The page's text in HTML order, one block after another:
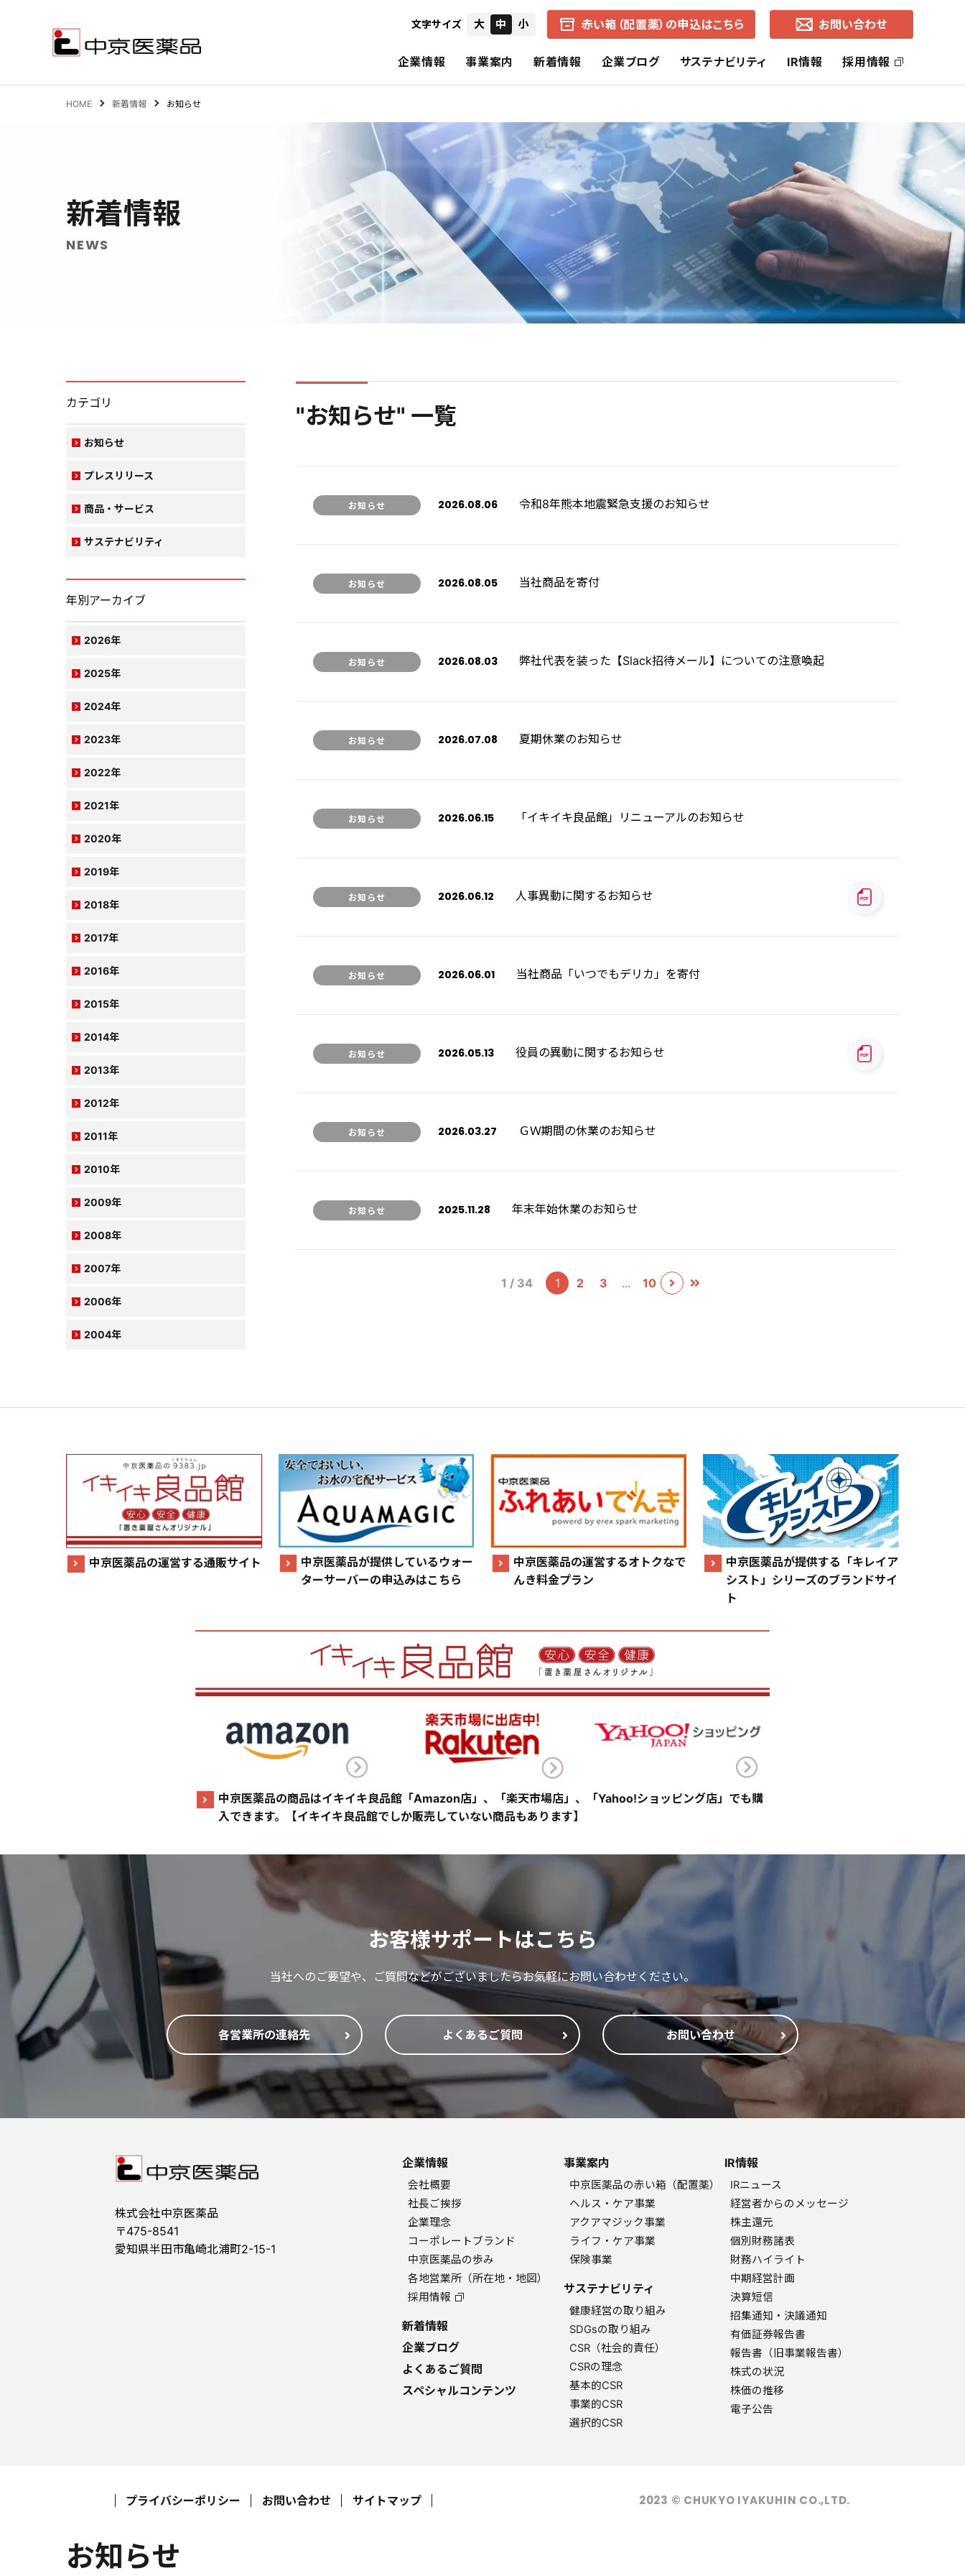
文字サイズ 大 中 小 赤い箱（配置薬）の申込はこちら お問い合わせ
企業情報
企業情報
会社概要 社長ご挨拶
企業理念 コーポレートブランド
中京医薬品の歩み 各地営業所（所在地・地図）
スペシャルコンテンツ よくあるご質問
公式SNS一覧
事業案内
中京医薬品の赤い箱（配置薬） ヘルス・ケア事業
アクアマジック事業 ライフ・ケア事業
保険事業
新着情報 企業ブログ サステナビリティ
健康経営の取り組み SDGsの取り組み
CSR（社会的責任）
CSRの理念 基本的CSR 事業的CSR 選択的CSR
IR情報
IR情報
IRニュース 経営者からのメッセージ 株主還元
個別財務諸表 財務ハイライト 中期経営計画
決算短信 招集通知・決議通知 有価証券報告書
報告書（旧事業報告書） 株式の状況 株価の推移
電子公告
採用情報
HOME 新着情報 お知らせ
新着情報
NEWS
"お知らせ" 一覧
お知らせ 2026.08.06 令和8年熊本地震緊急支援のお知らせ
お知らせ 2026.08.05 当社商品を寄付
お知らせ 2026.08.03 弊社代表を装った【Slack招待メール】についての注意喚起
お知らせ 2026.07.08 夏期休業のお知らせ
お知らせ 2026.06.15 「イキイキ良品館」リニューアルのお知らせ
お知らせ 2026.06.12 人事異動に関するお知らせ
お知らせ 2026.06.01 当社商品「いつでもデリカ」を寄付
お知らせ 2026.05.13 役員の異動に関するお知らせ
お知らせ 2026.03.27 ＧＷ期間の休業のお知らせ
お知らせ 2025.11.28 年末年始休業のお知らせ
1 / 34 1 2 3 10
カテゴリ
お知らせ
プレスリリース
商品・サービス
サステナビリティ
年別アーカイブ
2026年
2025年
2024年
2023年
2022年
2021年
2020年
2019年
2018年
2017年
2016年
2015年
2014年
2013年
2012年
2011年
2010年
2009年
2008年
2007年
2006年
2004年
中京医薬品の運営する通販サイト
中京医薬品が提供しているウォー
ターサーバーの申込みはこちら
中京医薬品の運営するオトクなで
んき料金プラン
中京医薬品が提供する「キレイア
シスト」シリーズのブランドサイ
ト
中京医薬品の商品はイキイキ良品館「Amazon店」、「楽天市場店」、「Yahoo!ショッピング店」でも購
入できます。【イキイキ良品館でしか販売していない商品もあります】
お客様サポートはこちら
当社へのご要望や、ご質問などがございましたらお気軽にお問い合わせください。
各営業所の連絡先 よくあるご質問 お問い合わせ
株式会社中京医薬品
〒475-8541
愛知県半田市亀崎北浦町2-15-1
企業情報
会社概要
社長ご挨拶
企業理念
コーポレートブランド
中京医薬品の歩み
各地営業所（所在地・地図）
採用情報
新着情報
企業ブログ
よくあるご質問
スペシャルコンテンツ
事業案内
中京医薬品の赤い箱（配置薬）
ヘルス・ケア事業
アクアマジック事業
ライフ・ケア事業
保険事業
サステナビリティ
健康経営の取り組み
SDGsの取り組み
CSR（社会的責任）
CSRの理念
基本的CSR
事業的CSR
選択的CSR
IR情報
IRニュース
経営者からのメッセージ
株主還元
個別財務諸表
財務ハイライト
中期経営計画
決算短信
招集通知・決議通知
有価証券報告書
報告書（旧事業報告書）
株式の状況
株価の推移
電子公告
プライバシーポリシー お問い合わせ サイトマップ 2023 © CHUKYO IYAKUHIN CO.,LTD.
お知らせ